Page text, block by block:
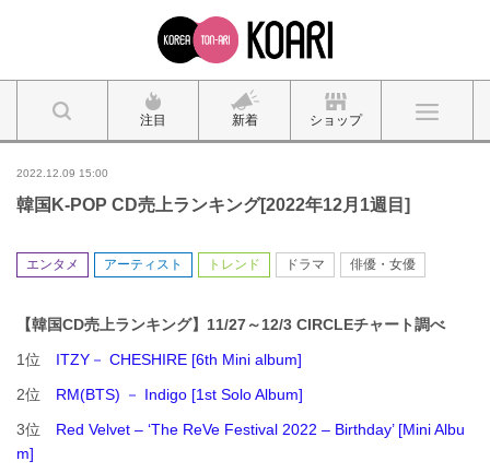
注目 新着 ショップ
2022.12.09 15:00
韓国K-POP CD売上ランキング[2022年12月1週目]
エンタメ アーティスト トレンド ドラマ 俳優・女優
【韓国CD売上ランキング】11/27～12/3 CIRCLEチャート調べ
1位 ITZY－ CHESHIRE [6th Mini album]
2位 RM(BTS) － Indigo [1st Solo Album]
3位 Red Velvet – ‘The ReVe Festival 2022 – Birthday’ [Mini Albu
m]